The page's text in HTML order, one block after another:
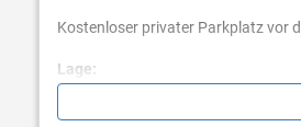
Kostenloser privater Parkplatz vor
Lage:
Auf 150 m gibt es ein kleines
Kaffee, Getränke oder Fast Food